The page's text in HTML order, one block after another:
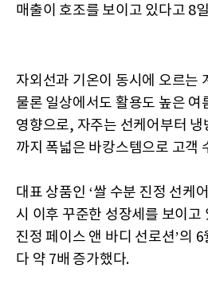
매출이 호조를 보이고 있다고 8
자외선과 기온이 동시에 오르는
물론 일상에서도 활용도 높은 여
영향으로, 자주는 선케어부터 냉
까지 폭넓은 바캉스템으로 고객
대표 상품인 ‘쌀 수분 진정 선케
시 이후 꾸준한 성장세를 보이고
진정 페이스 앤 바디 선로션’의
다 약 7배 증가했다.